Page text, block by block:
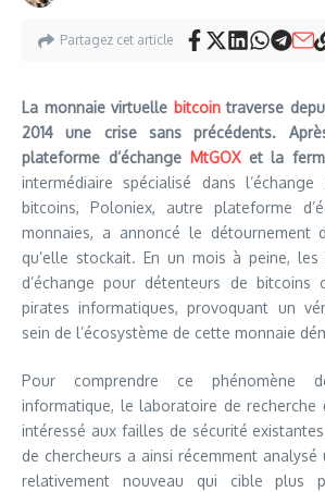
Partagez cet article
La monnaie virtuelle bitcointraverse
2014 une crise sans précédents.
plateforme d’échange MtGOXet la
intermédiaire spécialisé dans
bitcoins, Poloniex, autre plateforme
monnaies, a annoncé le détournement
qu’elle stockait. En un mois à peine, les
d’échange pour détenteurs de
pirates informatiques, provoquant un
sein de l’écosystème de cette monnaie
Pour comprendre ce phénomène
informatique, le laboratoire de recherche
intéressé aux failles de sécurité existantes
de chercheurs a ainsi récemment
relativement nouveau qui cible plus